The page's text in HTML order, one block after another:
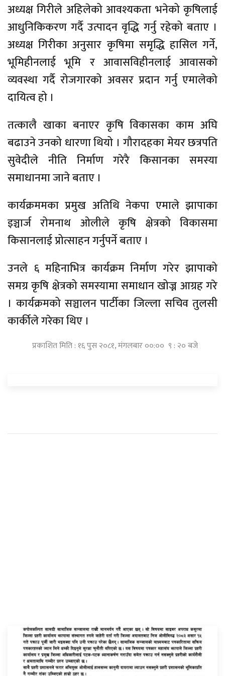
अध्यक्ष गिरीले अहिलेको आवश्यकता भनेको कृषिलाई
आधुनिकिकरण गर्दै उत्पादन वृद्धि गर्नु रहेको बताए ।
अध्यक्ष गिरीका अनुसार कृषिमा समृद्धि हासिल गर्ने,
भूमिहीनलाई भूमि र आवासविहीनलाई आवासको
व्यवस्था गर्दै रोजगारको अवसर प्रदान गर्नु एमालेको
दायित्व हो ।
तत्कालै खाका बनाएर कृषि विकासका काम अघि
बढाउने उनको धारणा थियो । गौरादहका मेयर छत्रपति
सुवेदीले नीति निर्माण गरेरै किसानका समस्या
समाधानमा जाने बताए ।
कार्यक्रममका प्रमुख अतिथि नेकपा एमाले झापाका
इञ्चार्ज रोमनाथ ओलीले कृषि क्षेत्रको विकासमा
किसानलाई प्रोत्साहन गर्नुपर्ने बताए ।
उनले ६ महिनाभित्र कार्यक्रम निर्माण गरेर झापाको
समग्र कृषि क्षेत्रको समस्यामा समाधान खोज्न आग्रह गरे
। कार्यक्रमको सञ्चालन पार्टीका जिल्ला सचिव तुलसी
कार्कीले गरेका थिए ।
प्रकाशित मिति : १६ पुस २०८१, मंगलबार ००:०० ९ : २० बजे